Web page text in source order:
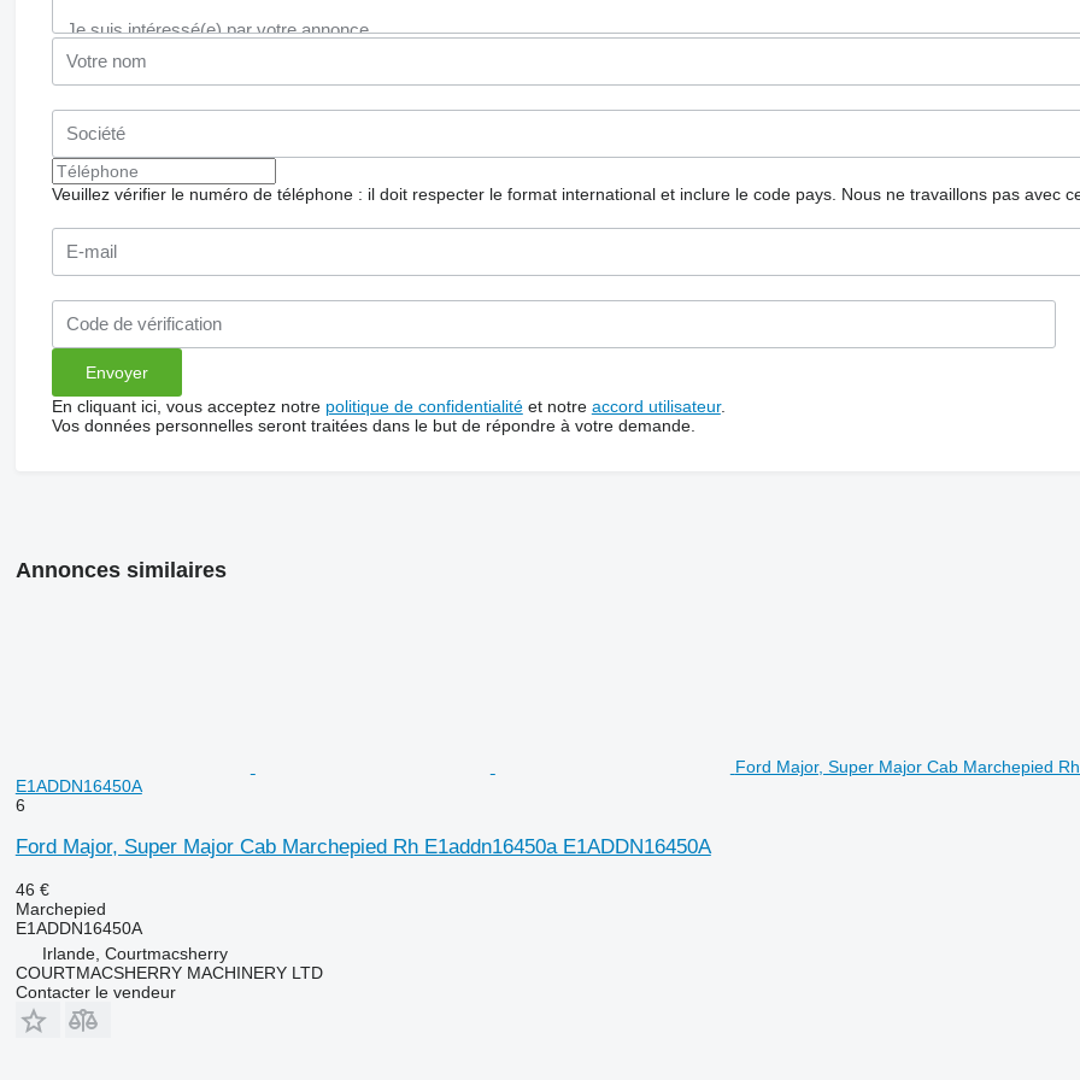
Veuillez vérifier le numéro de téléphone : il doit respecter le format international et inclure le code pays. Nous ne travaillons pas avec
En cliquant ici, vous acceptez notre politique de confidentialitéet notre accord utilisateur.
Vos données personnelles seront traitées dans le but de répondre à votre demande.
Annonces similaires
Ford Major, Super Major Cab Marchepied
E1ADDN16450A
6
Ford Major, Super Major Cab Marchepied Rh E1addn16450a E1ADDN16450A
46 €
Marchepied
E1ADDN16450A
Irlande, Courtmacsherry
COURTMACSHERRY MACHINERY LTD
Contacter le vendeur